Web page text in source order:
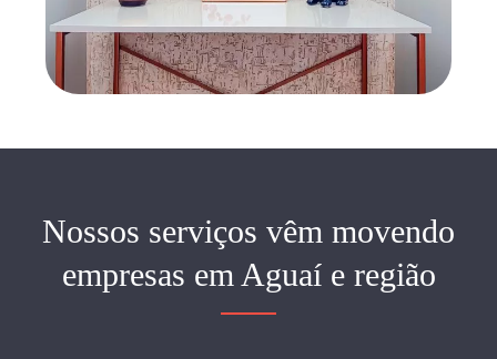
Nossos serviços vêm movendo
empresas em Aguaí e região